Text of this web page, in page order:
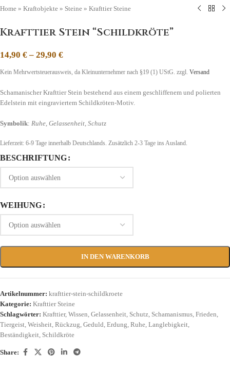
Home » Kraftobjekte » Steine » Krafttier Steine
Krafttier Stein “Schildkröte”
14,90 €– 29,90 €
Kein Mehrwertsteuerausweis, da Kleinunternehmer nach §19 (1) UStG. zzgl. Versand
Schamanischer Krafttier Stein bestehend aus einem geschliffenem und polierten
Edelstein mit eingraviertem Schildkröten-Motiv.
Symbolik: Ruhe, Gelassenheit, Schutz
Lieferzeit: 6-9 Tage innerhalb Deutschlands. Zusätzlich 2-3 Tage ins Ausland.
BESCHRIFTUNG
WEIHUNG
IN DEN WARENKORB
Artikelnummer: krafttier-stein-schildkroete
Kategorie: Krafttier Steine
Schlagwörter: Krafttier, Wissen, Gelassenheit, Schutz, Schamanismus, Frieden,
Tiergeist, Weisheit, Rückzug, Geduld, Erdung, Ruhe, Langlebigkeit,
Beständigkeit, Schildkröte
Share: